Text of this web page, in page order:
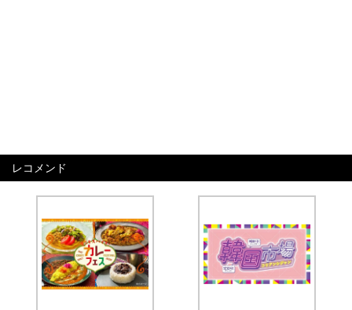
レコメンド